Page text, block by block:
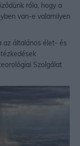
róla, hogy a
van-e valamilyen
az általános élet- és
Szolgálat